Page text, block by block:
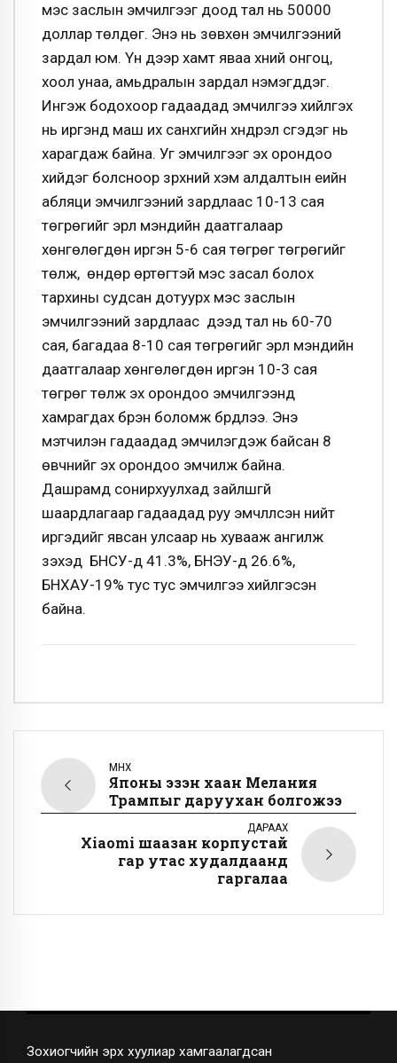
мэс заслын эмчилгээг доод тал нь 50000
доллар төлдөг. Энэ нь зөвхөн эмчилгээний
зардал юм. Үүн дээр хамт яваа хүний онгоц,
хоол унаа, амьдралын зардал нэмэгддэг.
Ингэж бодохоор гадаадад эмчилгээ хийлгэх
нь иргэнд маш их санхүүгийн хүндрэл үүсгэдэг нь
харагдаж байна. Уг эмчилгээг эх орондоо
хийдэг болсноор зүрхний хэм алдалтын үеийн
абляци эмчилгээний зардлаас 10-13 сая
төгрөгийг эрүүл мэндийн даатгалаар
хөнгөлөгдөн иргэн 5-6 сая төгрөг төгрөгийг
төлж, өндөр өртөгтэй мэс засал болох
тархины судсан дотуурх мэс заслын
эмчилгээний зардлаас дээд тал нь 60-70
сая, багадаа 8-10 сая төгрөгийг эрүүл мэндийн
даатгалаар хөнгөлөгдөн иргэн 10-3 сая
төгрөг төлж эх орондоо эмчилгээнд
хамрагдах бүрэн боломж бүрдлээ. Энэ
мэтчилэн гадаадад эмчилэгдэж байсан 8
өвчнийг эх орондоо эмчилж байна.
Дашрамд сонирхуулхад зайлшгүй
шаардлагаар гадаадад руу эмчлүүлсэн нийт
иргэдийг явсан улсаар нь хувааж ангилж
үзэхэд БНСУ-д 41.3%, БНЭУ-д 26.6%,
БНХАУ-19% тус тус эмчилгээ хийлгэсэн
байна.
ӨМНӨХ
Японы эзэн хаан Мелания
Трампыг даруухан болгожээ
ДАРААХ
Xiaomi шаазан корпустай
гар утас худалдаанд
гаргалаа
Зохиогчийн эрх хуулиар хамгаалагдсан